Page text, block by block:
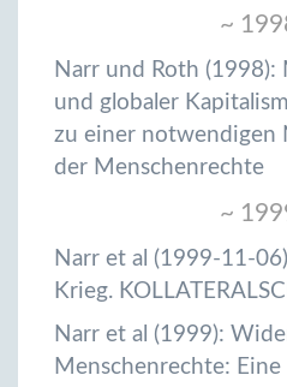
~
Narr und Roth (1998):
und globaler
zu einer notwendigen
der Menschenrechte
~
Narr et al (1999-11-
Krieg.
Narr et al (1999):
Menschenrechte: